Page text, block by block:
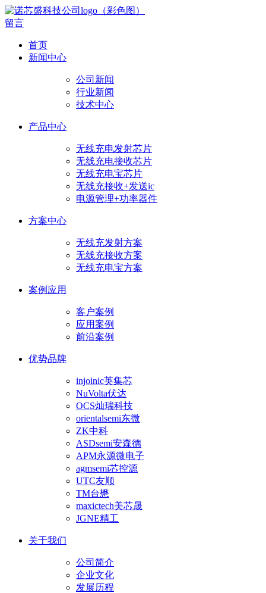
留言
首页
新闻中心
公司新闻
行业新闻
技术中心
产品中心
无线充电发射芯片
无线充电接收芯片
无线充电宝芯片
无线充接收+发送ic
电源管理+功率器件
方案中心
无线充发射方案
无线充接收方案
无线充电宝方案
案例应用
客户案例
应用案例
前沿案例
优势品牌
injoinic英集芯
NuVolta伏达
OCS灿瑞科技
orientalsemi东微
ZK中科
ASDsemi安森德
APM永源微电子
agmsemi芯控源
UTC友顺
TM台懋
maxictech美芯晟
JGNE精工
关于我们
公司简介
企业文化
发展历程